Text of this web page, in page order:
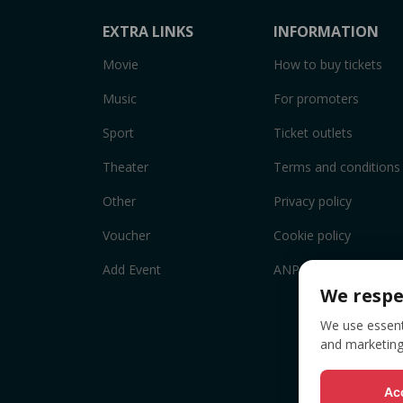
EXTRA LINKS
Movie
Music
Sport
Theater
Other
Voucher
Add Event
INFORMATION
How to buy tickets
For promoters
Ticket outlets
Terms and conditions
Privacy policy
Cookie policy
ANPC
We
We use
and